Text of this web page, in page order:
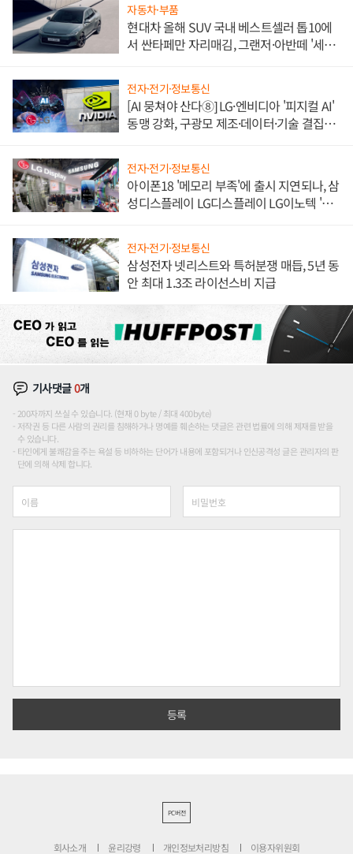
자동차·부품
현대차 올해 SUV 국내 베스트셀러 톱10에
서 싼타페만 자리매김, 그랜저·아반떼 '세단
전자·전기·정보통신
[AI 뭉쳐야 산다⑧] LG·엔비디아 '피지컬 AI'
동맹 강화, 구광모 제조·데이터·기술 결집
전자·전기·정보통신
아이폰18 '메모리 부족'에 출시 지연되나, 삼
성디스플레이 LG디스플레이 LG이노텍 '탈
전자·전기·정보통신
삼성전자 넷리스트와 특허분쟁 매듭, 5년 동
안 최대 1.3조 라이선스비 지급
기사댓글0개
200자까지 쓰실 수 있습니다. (현재 0 byte / 최대 400byte)
저작권 등 다른 사람의 권리를 침해하거나 명예를 훼손하는 댓글은 관련 법률에 의해 제재를 받을
수 있습니다.
타인에게 불쾌감을 주는 욕설 등 비하하는 단어가 내용에 포함되거나 인신공격성 글은 관리자의 판
단에 의해 삭제 합니다.
PC버전
회사소개 윤리강령 개인정보처리방침 이용자위원회